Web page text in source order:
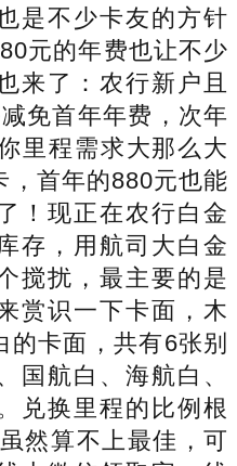
是不少卡友的方针
元的年费也让不少
来了：农行新户且
免首年年费，次年
里程需求大那么大
，首年的880元也能
！现正在农行白金
存，用航司大白金
搅扰，最主要的是
赏识一下卡面，木
的卡面，共有6张别
国航白、海航白、
兑换里程的比例根
然算不上最佳，可